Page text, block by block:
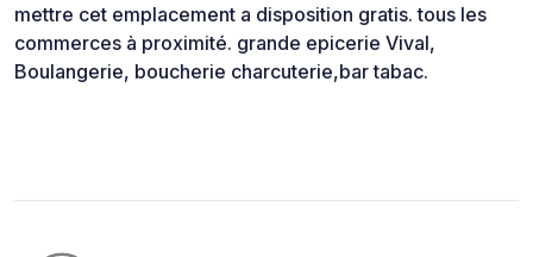
mettre cet emplacement a disposition gratis. tous les
commerces à proximité. grande epicerie Vival,
Boulangerie, boucherie charcuterie,bar tabac.